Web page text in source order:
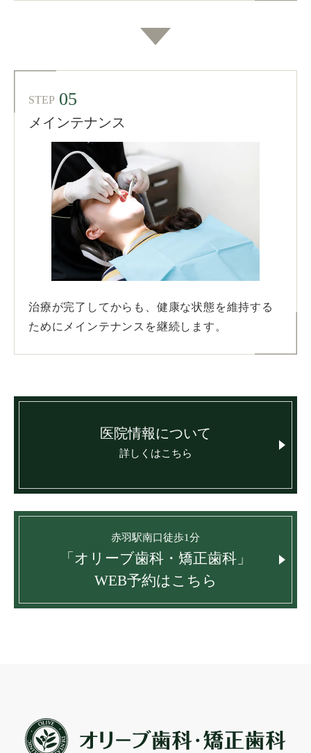
STEP 05
メインテナンス
治療が完了してからも、健康な状態を維持する
ためにメインテナンスを継続します。
医院情報について
詳しくはこちら
赤羽駅南口徒歩1分
「オリーブ歯科・矯正歯科」
WEB予約はこちら